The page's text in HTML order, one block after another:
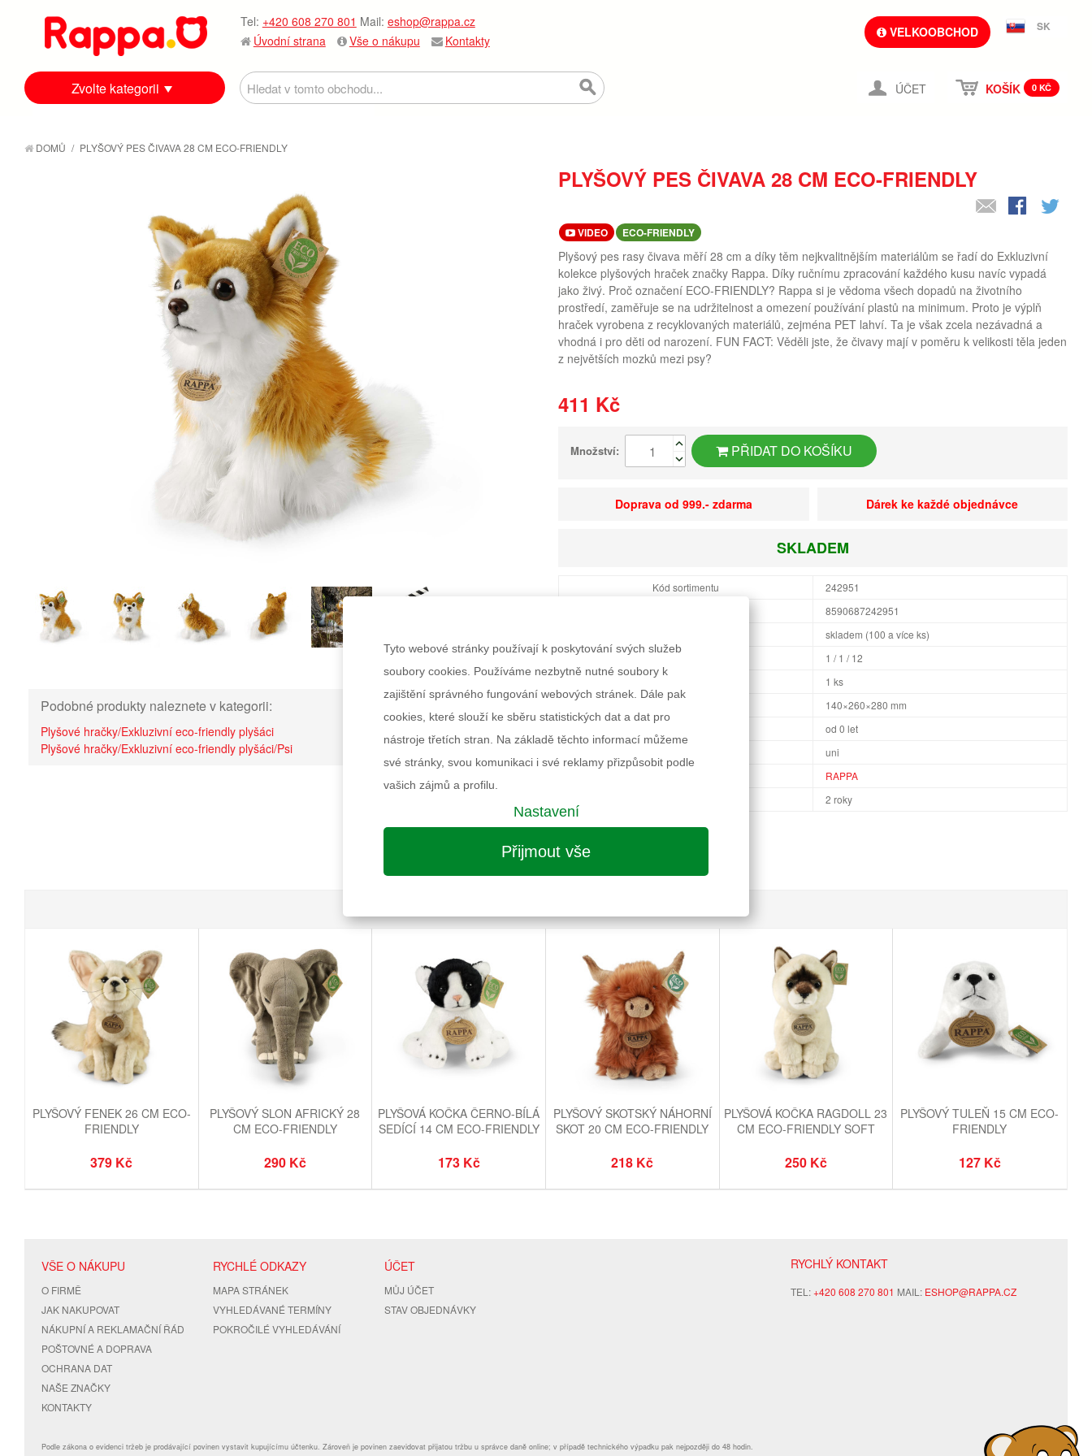
Tel: +420 608 270 801 Mail: eshop@rappa.cz
Úvodní strana
Vše o nákupu Kontakty
VELKOOBCHOD SK
ÚČET KOŠÍK 0 KČ
Zvolte kategorii
DOMŮ / PLYŠOVÝ PES ČIVAVA 28 CM ECO-FRIENDLY
Podobné produkty naleznete v kategorii:
Plyšové hračky/Exkluzivní eco-friendly plyšáci
Plyšové hračky/Exkluzivní eco-friendly plyšáci/Psi
PLYŠOVÝ PES ČIVAVA 28 CM ECO-FRIENDLY
VIDEO ECO-FRIENDLY
Plyšový pes rasy čivava měří 28 cm a díky těm nejkvalitnějším materiálům se řadí do Exkluzivní
kolekce plyšových hraček značky Rappa. Díky ručnímu zpracování každého kusu navíc vypadá
jako živý. Proč označení ECO-FRIENDLY? Rappa si je vědoma všech dopadů na životního
prostředí, zaměřuje se na udržitelnost a omezení používání plastů na minimum. Proto je výplň
hraček vyrobena z recyklovaných materiálů, zejména PET lahví. Ta je však zcela nezávadná a
vhodná i pro děti od narození. FUN FACT: Věděli jste, že čivavy mají v poměru k velikosti těla jeden
z největších mozků mezi psy?
411 Kč
Množství: PŘIDAT DO KOŠÍKU
Doprava od 999.- zdarma Dárek ke každé objednávce
SKLADEM
Kód sortimentu
242951
8590687242951
skladem (100 a více ks)
1 / 1 / 12
Minimální odběr
1 ks
Rozměry balení Š×V×H
140×260×280 mm
od 0 let
uni
RAPPA
2 roky
Informace k výrobku
PLYŠOVÝ FENEK 26 CM ECO-
FRIENDLY
379 Kč
PLYŠOVÝ SLON AFRICKÝ 28
CM ECO-FRIENDLY
290 Kč
PLYŠOVÁ KOČKA ČERNO-BÍLÁ
SEDÍCÍ 14 CM ECO-FRIENDLY
173 Kč
PLYŠOVÝ SKOTSKÝ NÁHORNÍ
SKOT 20 CM ECO-FRIENDLY
218 Kč
PLYŠOVÁ KOČKA RAGDOLL 23
CM ECO-FRIENDLY SOFT
250 Kč
PLYŠOVÝ TULEŇ 15 CM ECO-
FRIENDLY
127 Kč
RYCHLÝ KONTAKT
TEL:+420 608 270 801 MAIL: ESHOP@RAPPA.CZ
VŠE O NÁKUPU
O FIRMĚ
JAK NAKUPOVAT
NÁKUPNÍ A REKLAMAČNÍ ŘÁD
POŠTOVNÉ A DOPRAVA
OCHRANA DAT
NAŠE ZNAČKY
KONTAKTY
RYCHLÉ ODKAZY
MAPA STRÁNEK
VYHLEDÁVANÉ TERMÍNY
POKROČILÉ VYHLEDÁVÁNÍ
ÚČET
MŮJ ÚČET
STAV OBJEDNÁVKY
Podle zákona o evidenci tržeb je prodávající povinen vystavit kupujícímu účtenku. Zároveň je povinen zaevidovat přijatou tržbu u správce daně online; v případě technického výpadku pak nejpozději do 48 hodin.
Tyto webové stránky používají k poskytování svých služeb
soubory cookies. Používáme nezbytně nutné soubory k
zajištění správného fungování webových stránek. Dále pak
cookies, které slouží ke sběru statistických dat a dat pro
nástroje třetích stran. Na základě těchto informací můžeme
své stránky, svou komunikaci i své reklamy přizpůsobit podle
vašich zájmů a profilu.
Nastavení
Přijmout vše